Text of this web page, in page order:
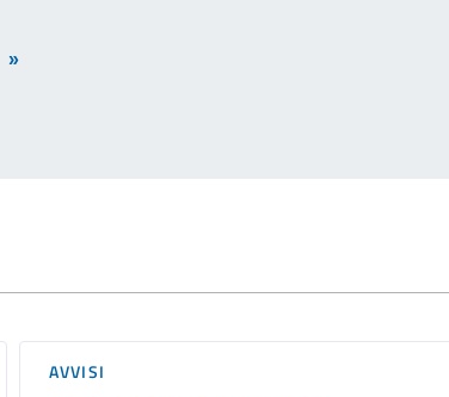
»
AVVISI